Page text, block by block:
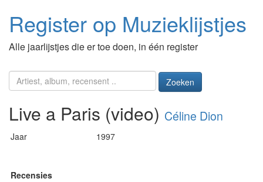
Register op Muzieklijstjes
Alle jaarlijstjes die er toe doen, in één register
Zoeken
Live a Paris (video) Céline Dion
Jaar 1997
Recensies